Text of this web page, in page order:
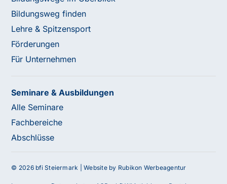
Bildungsweg finden
Lehre & Spitzensport
Förderungen
Für Unternehmen
Seminare & Ausbildungen
Alle Seminare
Fachbereiche
Abschlüsse
© 2026 bfi Steiermark |Website by Rubikon Werbeagentur